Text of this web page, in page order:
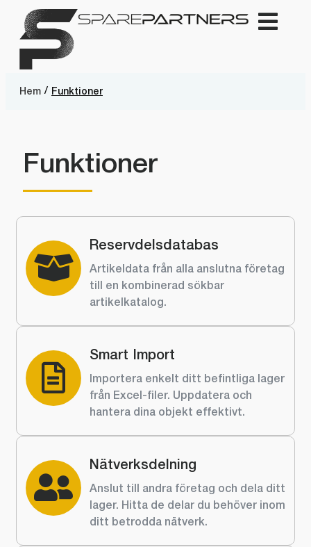
Hem / Funktioner
Funktioner
Reservdelsdatabas
Artikeldata från alla anslutna företag
till en kombinerad sökbar
artikelkatalog.
Smart Import
Importera enkelt ditt befintliga lager
från Excel-filer. Uppdatera och
hantera dina objekt effektivt.
Nätverksdelning
Anslut till andra företag och dela ditt
lager. Hitta de delar du behöver inom
ditt betrodda nätverk.